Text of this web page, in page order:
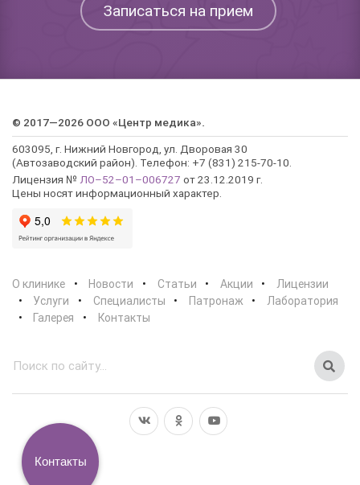
Записаться на прием
© 2017—2026 ООО «Центр медика».
603095, г. Нижний Новгород, ул. Дворовая 30
(Автозаводский район). Телефон: +7 (831) 215-70-10.
Лицензия № ЛО–52–01–006727 от 23.12.2019 г.
Цены носят информационный характер.
О клинике Новости Статьи Акции
Лицензии
Услуги
Специалисты Патронаж
Лаборатория
Галерея
Контакты
Контакты